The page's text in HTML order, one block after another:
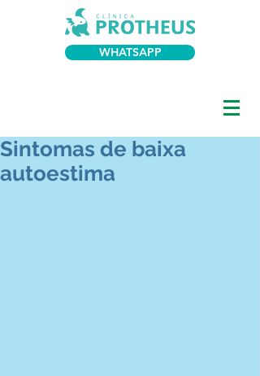
WHATSAPP
Sintomas de baixa
autoestima